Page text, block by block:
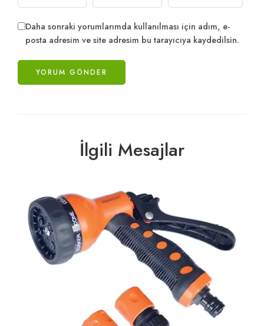
Daha sonraki yorumlarımda kullanılması için adım, e-
posta adresim ve site adresim bu tarayıcıya kaydedilsin.
İlgili Mesajlar